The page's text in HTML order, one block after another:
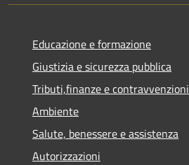
Educazione e formazione
Giustizia e sicurezza pubblica
Tributi,finanze e contravvenzioni
Ambiente
Salute, benessere e assistenza
Autorizzazioni